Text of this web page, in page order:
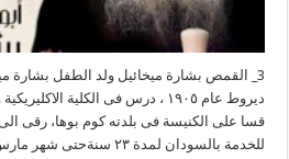
3_ القمص بشارة ميخائيل ولد الطفل بشارة
قسا على الكنيسة فى بلدته كوم بوها، رقى
للخدمة بالسودان لمدة ٢٣ سنةحتى شهر مارس ١٩٤٩ حيث …